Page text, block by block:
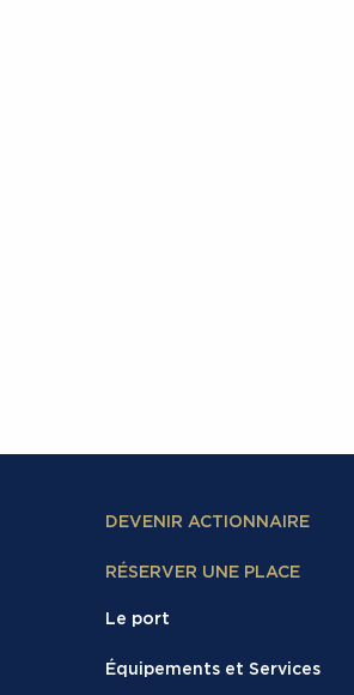
DEVENIR ACTIONNAIRE
RÉSERVER UNE PLACE
Le port
Équipements et Services